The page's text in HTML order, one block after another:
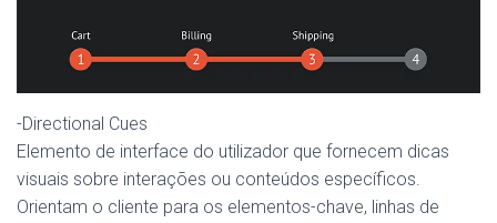
-Directional Cues
Elemento de interface do utilizador que fornecem dicas
visuais sobre interações ou conteúdos específicos.
Orientam o cliente para os elementos-chave, linhas de